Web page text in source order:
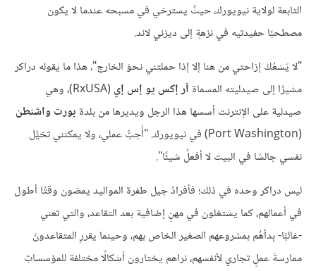
التابعة لولاية نيويورك، حيثُ يسترخي في مسبحه عندما لا يكون
مصطحبًا حفيدتيه في نزهةٍ إلى ديزني لاند.
"لا يَسَعُكَ إزاحتي من هنا إلا إذا حملتني نحوَ الخارج"، هذا ما يقوله دراكر
مشيرًا إلى صيدليته المسماة آر إكس يو إس إي
(RxUSA)، وهي
صيدلية على الإنترنت أسسها هذا الرجل ويديرها من بلدة بورت واشنطن
(Port Washington) في نيويورك. "أُحِبُّ عملي، ولا يمكنني تخيُّل
نفسي جالسًا في البيت لا أفعلُ شيئًا".
ليس دراكر وحده في ذلك؛ فأفرادُ جيل طفرة المواليد يمضون وقتًا أطول
في أعمالهم، كما يشتغلون في مهنٍ إضافية بعد التقاعد، والتي تعني
-غالبًا- بِدأهُم بمشروعهم الصغير الخاص بهم، وحينما يقررِ المتقاعدونَ
ممارسةَ عملٍ تجاري لأنفسهم، نراهم يختارون أشكالًا مختلفة للمؤسساتِ